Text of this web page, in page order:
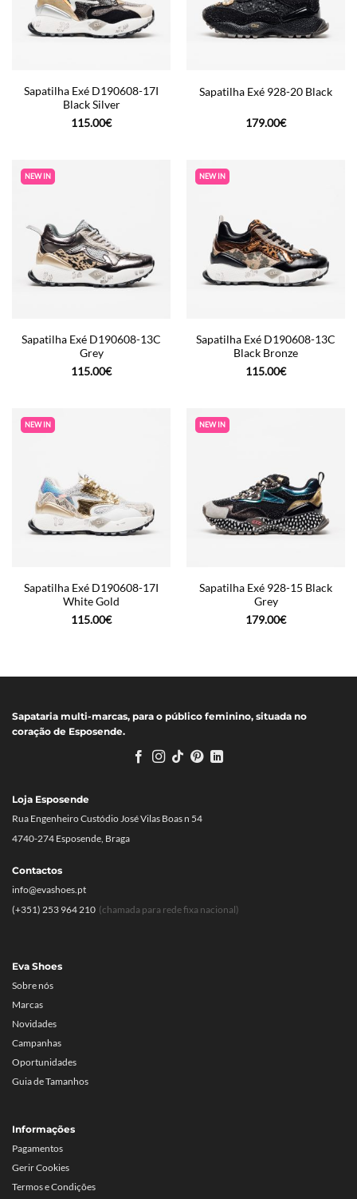
Sapatilha Exé D190608-17I
Black Silver
115.00€
Sapatilha Exé 928-20 Black
179.00€
NEW IN
Sapatilha Exé D190608-13C
Grey
115.00€
NEW IN
Sapatilha Exé D190608-13C
Black Bronze
115.00€
NEW IN
Sapatilha Exé D190608-17I
White Gold
115.00€
NEW IN
Sapatilha Exé 928-15 Black
Grey
179.00€
Sapataria multi-marcas, para o público feminino, situada no
coração de Esposende.
Eva Shoes
Sobre nós
Marcas
Novidades
Campanhas
Oportunidades
Guia de Tamanhos
Informações
Pagamentos
Gerir Cookies
Termos e Condições
Loja Esposende
Rua Engenheiro Custódio José Vilas Boas n 54
4740-274 Esposende, Braga
Contactos
info@evashoes.pt
(+351) 253 964 210 (chamada para rede fixa nacional)